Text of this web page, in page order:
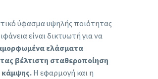
ύφασμα υψηλής ποιότητας
είναι δικτυωτή για να
ελάσματα
βέλτιστη σταθεροποίηση
κάμψης.Η εφαρμογή και η